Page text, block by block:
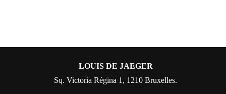
LOUIS DE JAEGER
Sq. Victoria Régina 1, 1210 Bruxelles.